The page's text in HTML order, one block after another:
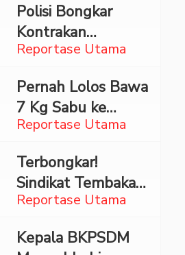
Madina Ditangkap
Bareskrim
Reportase Utama
Polisi Bongkar
Kontrakan
Penyimpan 27,96
Reportase Utama
Pernah Lolos Bawa
7 Kg Sabu ke
Jakarta Pilot
Dibekuk Saat Bawa
70 Ribu Pil Ekstasi
Di Bandara Soetta
Reportase Utama
Terbongkar!
Sindikat Tembakau
Sintetis Bermodus
di Jaksel
Kepala BKPSDM